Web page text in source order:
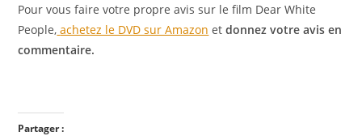
Pour vous faire votre propre avis sur le film Dear White
People, achetez le DVD sur Amazon etdonnez votre avis en
commentaire.
Partager :